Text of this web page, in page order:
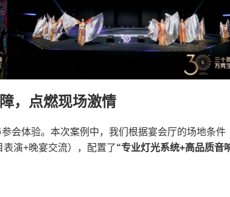
，点燃现场激情
会体验。本次案例中，我们根据宴会厅的场地条件
表演+晚宴交流），配置了​​“专业灯光系统+高品质音